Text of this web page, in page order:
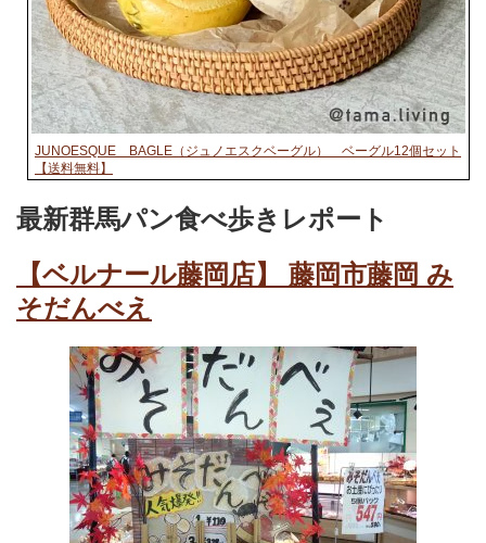
JUNOESQUE BAGLE（ジュノエスクベーグル） ベーグル12個セット
【送料無料】
最新群馬パン食べ歩きレポート
【ベルナール藤岡店】 藤岡市藤岡 み
そだんべえ